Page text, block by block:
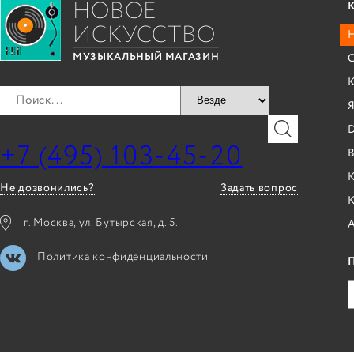
НОВОЕ
ИСКУССТВО
МУЗЫКАЛЬНЫЙ МАГАЗИН
+7 (495) 103-45-20
Не дозвонились? Задать вопрос
г. Москва, ул. Бутырская, д. 5.
Политика конфиденциальности